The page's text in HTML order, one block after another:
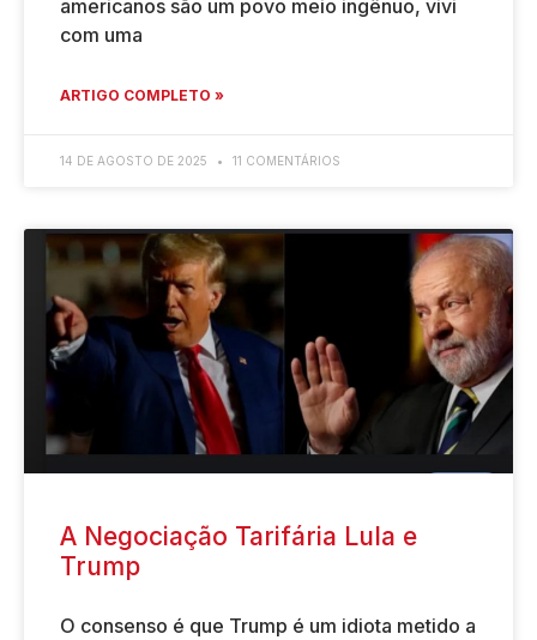
americanos são um povo meio ingênuo, vivi
com uma
ARTIGO COMPLETO »
14 DE AGOSTO DE 2025 11 COMENTÁRIOS
A Negociação Tarifária Lula e
Trump
O consenso é que Trump é um idiota metido a